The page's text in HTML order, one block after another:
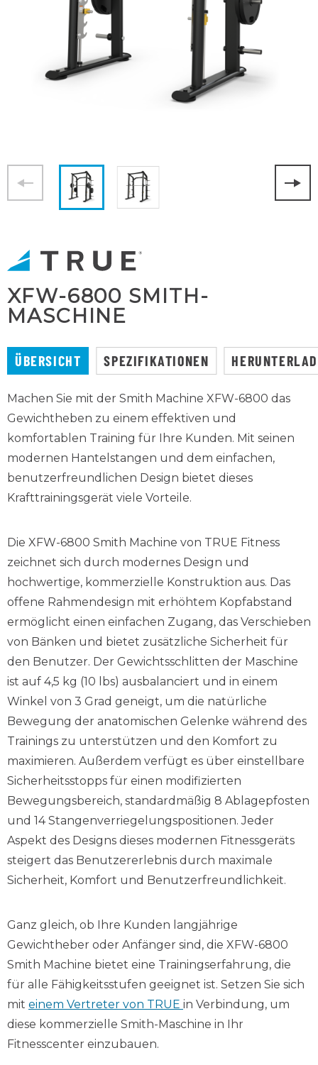
XFW-6800 SMITH-
MASCHINE
ÜBERSICHT SPEZIFIKATIONEN
Machen Sie mit der Smith Machine XFW-6800 das
Gewichtheben zu einem effektiven und
komfortablen Training für Ihre Kunden. Mit seinen
modernen Hantelstangen und dem einfachen,
benutzerfreundlichen Design bietet dieses
Krafttrainingsgerät viele Vorteile.
Die XFW-6800 Smith Machine von TRUE Fitness
zeichnet sich durch modernes Design und
hochwertige, kommerzielle Konstruktion aus. Das
offene Rahmendesign mit erhöhtem Kopfabstand
ermöglicht einen einfachen Zugang, das Verschieben
von Bänken und bietet zusätzliche Sicherheit für
den Benutzer. Der Gewichtsschlitten der Maschine
ist auf 4,5 kg (10 lbs) ausbalanciert und in einem
Winkel von 3 Grad geneigt, um die natürliche
Bewegung der anatomischen Gelenke während des
Trainings zu unterstützen und den Komfort zu
maximieren. Außerdem verfügt es über einstellbare
Sicherheitsstopps für einen modifizierten
Bewegungsbereich, standardmäßig 8 Ablagepfosten
und 14 Stangenverriegelungspositionen. Jeder
Aspekt des Designs dieses modernen Fitnessgeräts
steigert das Benutzererlebnis durch maximale
Sicherheit, Komfort und Benutzerfreundlichkeit.
Ganz gleich, ob Ihre Kunden langjährige
Gewichtheber oder Anfänger sind, die XFW-6800
Smith Machine bietet eine Trainingserfahrung, die
für alle Fähigkeitsstufen geeignet ist. Setzen Sie sich
mit einem Vertreter von TRUE in Verbindung, um
diese kommerzielle Smith-Maschine in Ihr
Fitnesscenter einzubauen.